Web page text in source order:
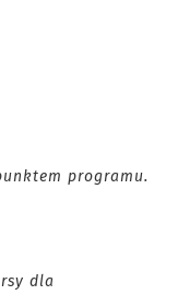
programu.
dla